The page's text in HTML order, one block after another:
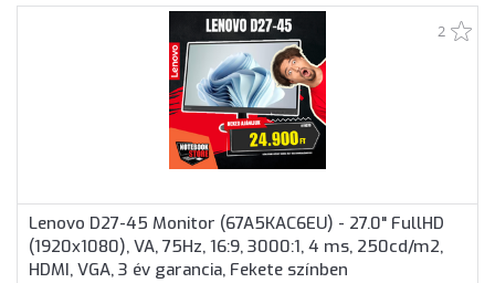
2
Lenovo D27-45 Monitor (67A5KAC6EU) - 27.0" FullHD
(1920x1080), VA, 75Hz, 16:9, 3000:1, 4 ms, 250cd/m2,
HDMI, VGA, 3 év garancia, Fekete színben